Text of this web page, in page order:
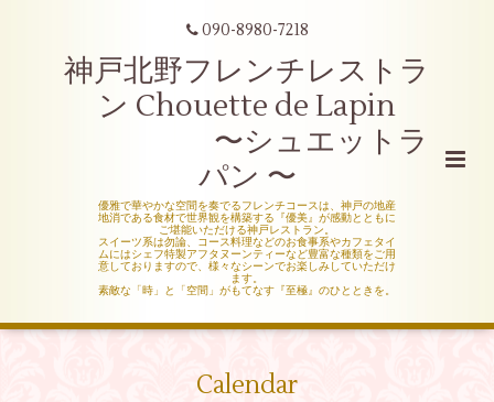
090-8980-7218
神戸北野フレンチレストラ
ン Chouette de Lapin
〜シュエットラ
パン 〜
優雅で華やかな空間を奏でるフレンチコースは、神戸の地産
地消である食材で世界観を構築する『優美』が感動とともに
ご堪能いただける神戸レストラン。
スイーツ系は勿論、コース料理などのお食事系やカフェタイ
ムにはシェフ特製アフタヌーンティーなど豊富な種類をご用
意しておりますので、様々なシーンでお楽しみしていただけ
ます。
素敵な「時」と「空間」がもてなす『至極』のひとときを。
Calendar